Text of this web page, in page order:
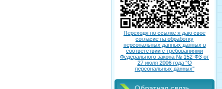
Переходя по ссылке я даю свое
согласие на обработку
персональных данных данных в
соответствии с требованиями
Федерального закона № 152-ФЗ от
27 июля 2006 года "О
персональных данных"